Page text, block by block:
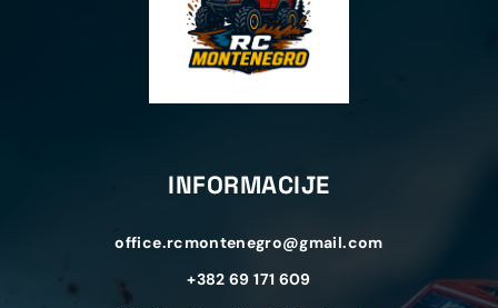
INFORMACIJE
office.rcmontenegro@gmail.com
+382 69 171 609